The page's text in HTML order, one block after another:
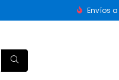
Envíos